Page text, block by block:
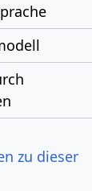
zu dieser